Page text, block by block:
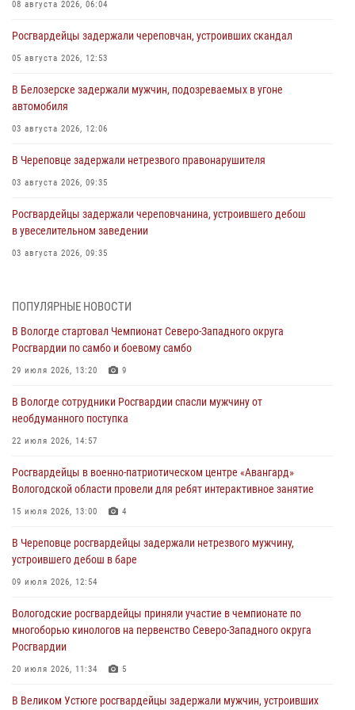
08 августа 2026, 06:04
Росгвардейцы задержали череповчан, устроивших скандал
05 августа 2026, 12:53
В Белозерске задержали мужчин, подозреваемых в угоне
автомобиля
03 августа 2026, 12:06
В Череповце задержали нетрезвого правонарушителя
03 августа 2026, 09:35
Росгвардейцы задержали череповчанина, устроившего дебош
в увеселительном заведении
03 августа 2026, 09:35
товаров из магазина
В Вологде определились победители и призеры Чемпионатов
Северо-Западного округа Росгвардии по спортивному и боевому
03 августа 2026, 08:54 1
ЗА МИНУВШУЮ НЕДЕЛЮ СОТРУДНИКАМИ ВНЕВЕДОМСТВЕННОЙ
ПРАВОНАРУШИТЕЛЯ
02 августа 2026, 10:37
нарушителя на питбайке
31 июля 2026, 06:43
ПОПУЛЯРНЫЕ НОВОСТИ
В Вологде стартовал Чемпионат Северо-Западного округа
Росгвардии по самбо и боевому самбо
29 июля 2026, 13:20 9
В Вологде сотрудники Росгвардии спасли мужчину от
необдуманного поступка
22 июля 2026, 14:57
Росгвардейцы в военно-патриотическом центре «Авангард»
Вологодской области провели для ребят интерактивное занятие
15 июля 2026, 13:00 4
В Череповце росгвардейцы задержали нетрезвого мужчину,
устроившего дебош в баре
09 июля 2026, 12:54
Вологодские росгвардейцы приняли участие в чемпионате по
многоборью кинологов на первенство Северо-Западного округа
Росгвардии
20 июля 2026, 11:34 5
В Великом Устюге росгвардейцы задержали мужчин, устроивших